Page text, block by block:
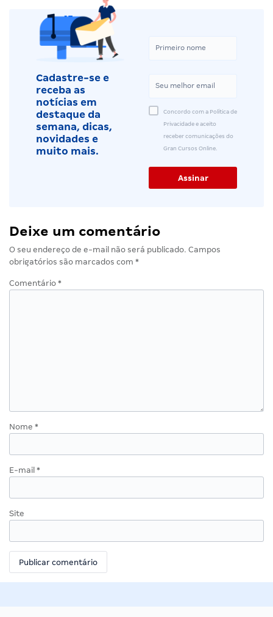
Cadastre-se e
receba as
notícias em
destaque da
semana, dicas,
novidades e
muito mais.
Concordo com a Política de
Privacidade e aceito
receber comunicações do
Gran Cursos Online.
Deixe um comentário
O seu endereço de e-mail não será publicado. Campos
obrigatórios são marcados com *
Comentário *
Nome *
E-mail *
Site